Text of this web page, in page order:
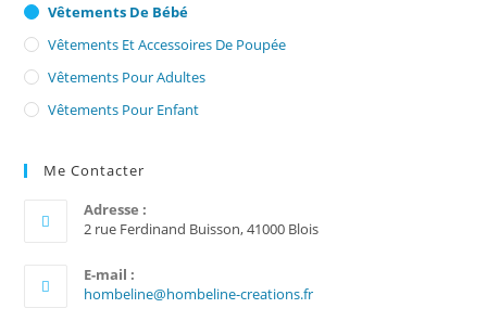
Vêtements De Bébé
Vêtements Et Accessoires De Poupée
Vêtements Pour Adultes
Vêtements Pour Enfant
Me Contacter
Adresse :
2 rue Ferdinand Buisson, 41000 Blois
E-mail :
hombeline@hombeline-creations.frS’ouvre